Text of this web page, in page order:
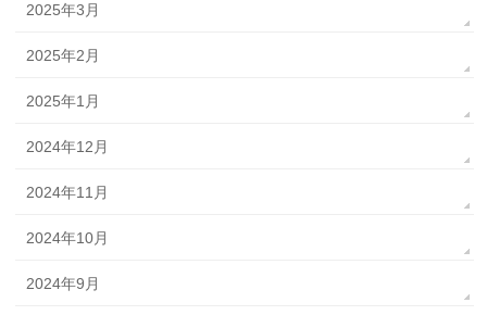
2025年3月
2025年2月
2025年1月
2024年12月
2024年11月
2024年10月
2024年9月